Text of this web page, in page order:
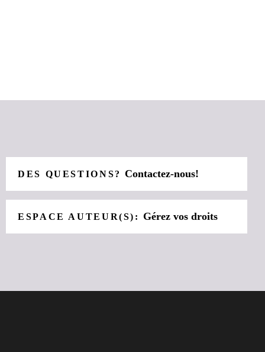
DES QUESTIONS?Contactez-nous!
ESPACE AUTEUR(S): Gérez vos droits